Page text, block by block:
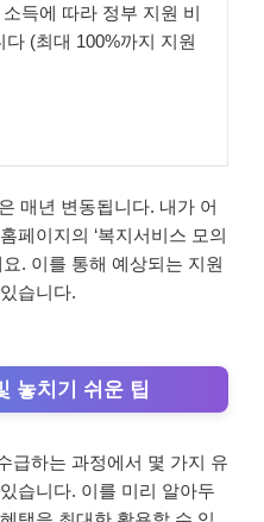
득에 따라 정부 지원 비
다 (최대 100%까지 지원
매년 변동됩니다. 내가 어
페이지의 ‘복지서비스 모의
. 이를 통해 예상되는 지원
습니다.
놓치기 쉬운 팁
급하는 과정에서 몇 가지 유
습니다. 이를 미리 알아두